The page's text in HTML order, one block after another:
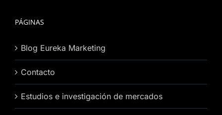
PÁGINAS
Blog Eureka Marketing
Contacto
Estudios e investigación de mercados